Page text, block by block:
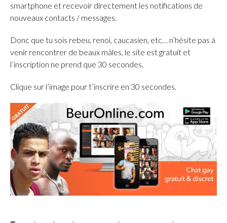
smartphone et recevoir directement les notifications de
nouveaux contacts / messages.
Donc que tu sois rebeu, renoi, caucasien, etc… n’hésite pas à
venir rencontrer de beaux mâles, le site est gratuit et
l’inscription ne prend que 30 secondes.
Clique sur l’image pour t’inscrire en 30 secondes.